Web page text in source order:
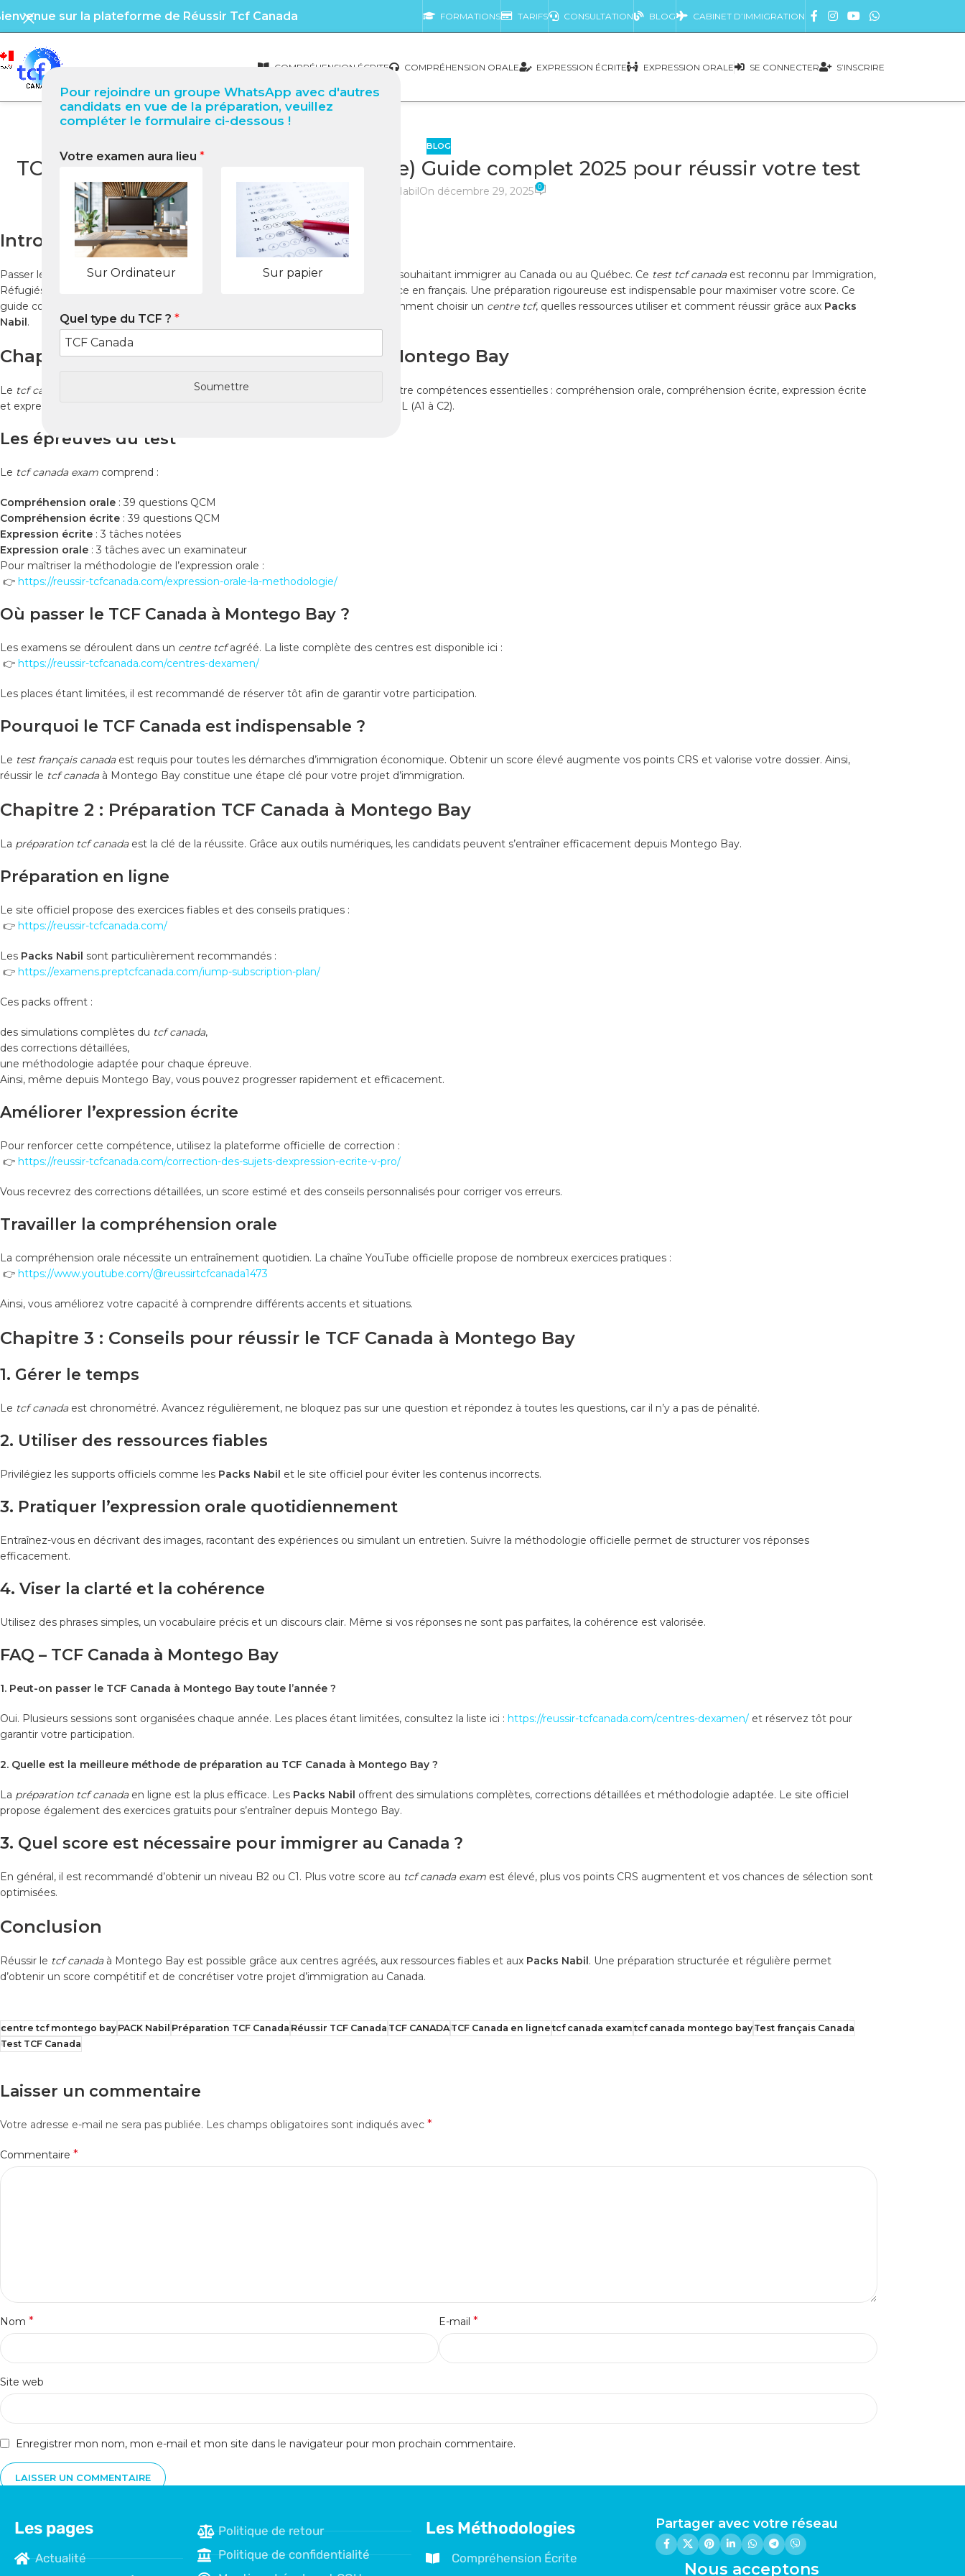
Pour rejoindre un groupe WhatsApp avec d'autres
candidats en vue de la préparation, veuillez
compléter le formulaire ci-dessous !
Votre examen aura lieu *
Sur Ordinateur Sur papier
Quel type du TCF ? *
Soumettre
sur la plateforme de Réussir Tcf Canada FORMATIONS TARIFS CONSULTATION BLOG CABINET D’IMMIGRATION
COMPRÉHENSION ÉCRITE COMPRÉHENSION ORALE EXPRESSION ÉCRITE EXPRESSION ORALE SE CONNECTER S’INSCRIRE
BLOG
TCF Canada à Montego Bay (Jamaïque) Guide complet 2025 pour réussir votre test
NabilOn décembre 29, 2025 0
Introduction
Passer le tcf canadaà Montego Bay est essentiel pour les candidats jamaïcains souhaitant immigrer au Canada ou au Québec. Ce test tcf canadaest reconnu par Immigration,
Réfugiés et Citoyenneté Canada (IRCC) comme preuve officielle de compétence en français. Une préparation rigoureuse est indispensable pour maximiser votre score. Ce
guide complet vous explique le déroulement du
à Montego Bay, comment choisir un centre tcf, quelles ressources utiliser et comment réussir grâce aux Packs
Nabil .
Chapitre 1 : Déroulement du TCF Canada à Montego Bay
Le tcf canada
à Montego Bay suit le format standard international. Il évalue quatre compétences essentielles : compréhension orale, compréhension écrite, expression écrite
et expression orale. Chaque section contribue au score final selon l’échelle CECRL (A1 à C2).
Les épreuves du test
Le tcf canada exam comprend :
Compréhension orale : 39 questions QCM
Compréhension écrite : 39 questions QCM
Expression écrite : 3 tâches notées
Expression orale : 3 tâches avec un examinateur
Pour maîtriser la méthodologie de l’expression orale :
👉 https://reussir-tcfcanada.com/expression-orale-la-methodologie/
Où passer le TCF Canada à Montego Bay ?
Les examens se déroulent dans un centre tcfagréé. La liste complète des centres est disponible ici :
👉 https://reussir-tcfcanada.com/centres-dexamen/
Les places étant limitées, il est recommandé de réserver tôt afin de garantir votre participation.
Pourquoi le TCF Canada est indispensable ?
Le test français canadaest requis pour toutes les démarches d’immigration économique. Obtenir un score élevé augmente vos points CRS et valorise votre dossier. Ainsi,
réussir le tcf canadaà Montego Bay constitue une étape clé pour votre projet d’immigration.
Chapitre 2 : Préparation TCF Canada à Montego Bay
La préparation tcf canadaest la clé de la réussite. Grâce aux outils numériques, les candidats peuvent s’entraîner efficacement depuis Montego Bay.
Préparation en ligne
Le site officiel propose des exercices fiables et des conseils pratiques :
👉 https://reussir-tcfcanada.com/
Les Packs Nabil sont particulièrement recommandés :
👉 https://examens.preptcfcanada.com/iump-subscription-plan/
Ces packs offrent :
des simulations complètes du tcf canada,
des corrections détaillées,
une méthodologie adaptée pour chaque épreuve.
Ainsi, même depuis Montego Bay, vous pouvez progresser rapidement et efficacement.
Améliorer l’expression écrite
Pour renforcer cette compétence, utilisez la plateforme officielle de correction :
👉 https://reussir-tcfcanada.com/correction-des-sujets-dexpression-ecrite-v-pro/
Vous recevrez des corrections détaillées, un score estimé et des conseils personnalisés pour corriger vos erreurs.
Travailler la compréhension orale
La compréhension orale nécessite un entraînement quotidien. La chaîne YouTube officielle propose de nombreux exercices pratiques :
👉 https://www.youtube.com/@reussirtcfcanada1473
Ainsi, vous améliorez votre capacité à comprendre différents accents et situations.
Chapitre 3 : Conseils pour réussir le TCF Canada à Montego Bay
1. Gérer le temps
Le tcf canadaest chronométré. Avancez régulièrement, ne bloquez pas sur une question et répondez à toutes les questions, car il n’y a pas de pénalité.
2. Utiliser des ressources fiables
Privilégiez les supports officiels comme les Packs Nabil et le site officiel pour éviter les contenus incorrects.
3. Pratiquer l’expression orale quotidiennement
Entraînez-vous en décrivant des images, racontant des expériences ou simulant un entretien. Suivre la méthodologie officielle permet de structurer vos réponses
efficacement.
4. Viser la clarté et la cohérence
Utilisez des phrases simples, un vocabulaire précis et un discours clair. Même si vos réponses ne sont pas parfaites, la cohérence est valorisée.
FAQ – TCF Canada à Montego Bay
1. Peut-on passer le TCF Canada à Montego Bay toute l’année ?
Oui. Plusieurs sessions sont organisées chaque année. Les places étant limitées, consultez la liste ici : https://reussir-tcfcanada.com/centres-dexamen/ et réservez tôt pour
garantir votre participation.
2. Quelle est la meilleure méthode de préparation au TCF Canada à Montego Bay ?
La préparation tcf canadaen ligne est la plus efficace. Les Packs Nabil offrent des simulations complètes, corrections détaillées et méthodologie adaptée. Le site officiel
propose également des exercices gratuits pour s’entraîner depuis Montego Bay.
3. Quel score est nécessaire pour immigrer au Canada ?
En général, il est recommandé d’obtenir un niveau B2 ou C1. Plus votre score au tcf canada exam est élevé, plus vos points CRS augmentent et vos chances de sélection sont
optimisées.
Conclusion
Réussir le tcf canadaà Montego Bay est possible grâce aux centres agréés, aux ressources fiables et aux Packs Nabil . Une préparation structurée et régulière permet
d’obtenir un score compétitif et de concrétiser votre projet d’immigration au Canada.
centre tcf montego bayPACK Nabil Préparation TCF Canada Réussir TCF Canada TCF CANADATCF Canada en ligne tcf canada exam tcf canada montego bayTest français Canada
Test TCF Canada
Laisser un commentaire
Votre adresse e-mail ne sera pas publiée. Les champs obligatoires sont indiqués avec *
Commentaire *
Nom * E-mail *
Site web
Enregistrer mon nom, mon e-mail et mon site dans le navigateur pour mon prochain commentaire.
Les pages
Actualité
Politique de retour
Politique de confidentialité
Les Méthodologies
Compréhension Écrite
Partager avec votre réseau
Nous acceptons